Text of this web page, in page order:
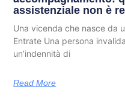
assistenziale non è
Una vicenda che nasce da
Entrate Una persona
un’indennità di
Read More